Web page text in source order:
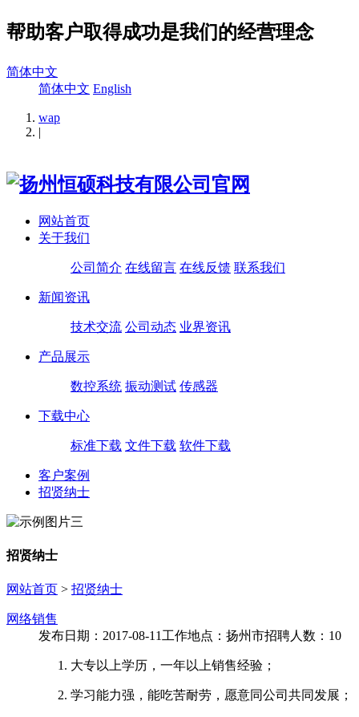
帮助客户取得成功是我们的经营理念
简体中文
简体中文 English
wap
|
网站首页
关于我们
公司简介 在线留言 在线反馈 联系我们
新闻资讯
技术交流 公司动态 业界资讯
产品展示
数控系统 振动测试 传感器
下载中心
标准下载 文件下载 软件下载
客户案例
招贤纳士
招贤纳士
网站首页 > 招贤纳士
网络销售
发布日期：2017-08-11 工作地点：扬州市招聘人数：10
大专以上学历，一年以上销售经验；
学习能力强，能吃苦耐劳，愿意同公司共同发展；